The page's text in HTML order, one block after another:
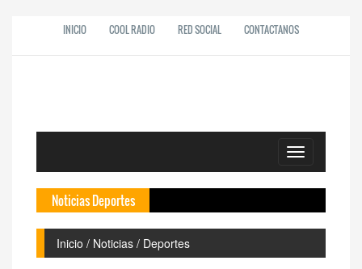
INICIO COOL RADIO RED SOCIAL CONTACTANOS
Toggle
navigation
Noticias Deportes
Inicio / Noticias / Deportes